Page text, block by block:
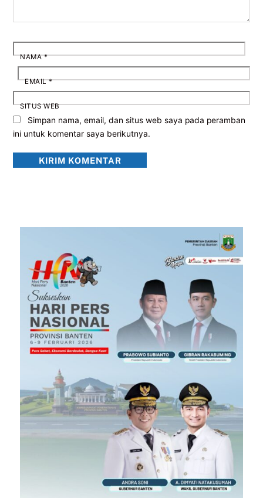
NAMA*
EMAIL*
SITUS WEB
Simpan nama, email, dan situs web saya pada peramban
ini untuk komentar saya berikutnya.